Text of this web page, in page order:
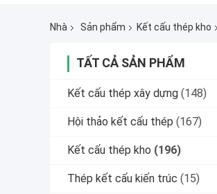
Nhà Sản phẩm Kết cấu thép kho
TẤT CẢ SẢN PHẨM
Kết cấu thép xây dựng (148)
Hội thảo kết cấu thép (167)
Kết cấu thép kho (196)
Thép kết cấu kiến ​​trúc (15)